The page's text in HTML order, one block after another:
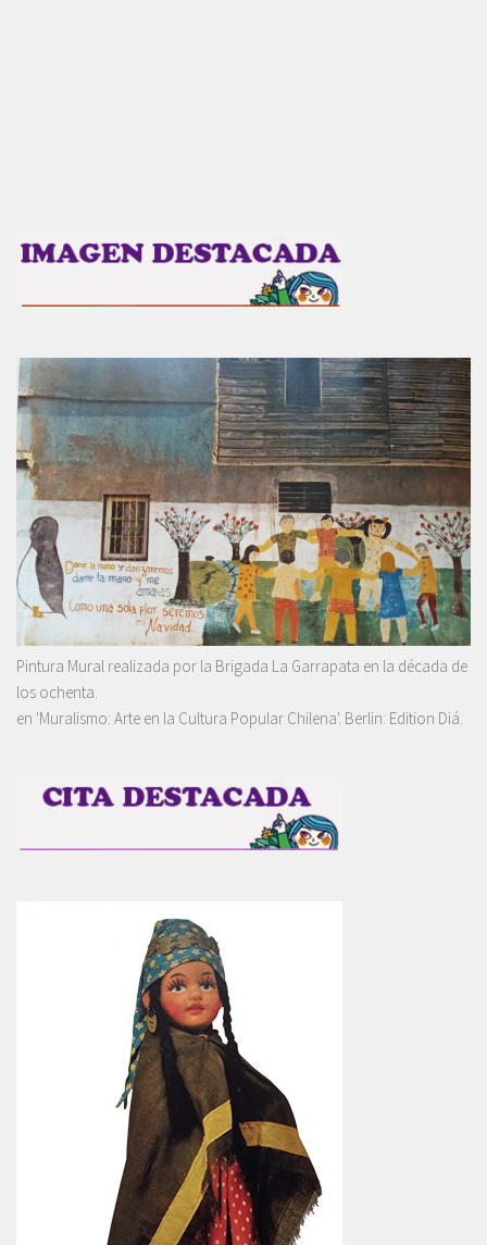
Pintura Mural realizada por la Brigada La Garrapata en la década de
los ochenta.
en 'Muralismo: Arte en la Cultura Popular Chilena'. Berlin: Edition Diá.